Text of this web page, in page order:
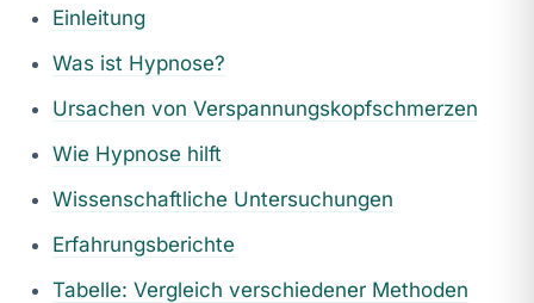
Einleitung
Was ist Hypnose?
Ursachen von Verspannungskopfschmerzen
Wie Hypnose hilft
Wissenschaftliche Untersuchungen
Erfahrungsberichte
Tabelle: Vergleich verschiedener Methoden